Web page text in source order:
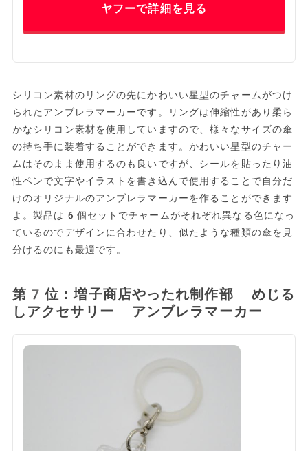
ヤフーで詳細を見る
シリコン素材のリングの先にかわいい星型のチャームがつけ
られたアンブレラマーカーです。リングは伸縮性があり柔ら
かなシリコン素材を使用していますので、様々なサイズの傘
の持ち手に装着することができます。かわいい星型のチャー
ムはそのまま使用するのも良いですが、シールを貼ったり油
性ペンで文字やイラストを書き込んで使用することで自分だ
けのオリジナルのアンブレラマーカーを作ることができます
よ。製品は6個セットでチャームがそれぞれ異なる色になっ
ているのでデザインに合わせたり、似たような種類の傘を見
分けるのにも最適です。
第7位：増子商店やったれ制作部 めじる
しアクセサリー アンブレラマーカー